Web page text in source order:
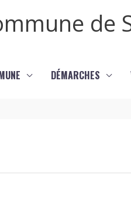
de
DÉMARCHES